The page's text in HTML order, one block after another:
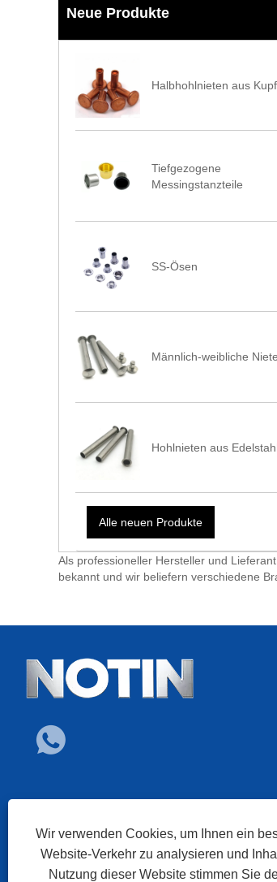
Neue Produkte
Halbhohlnieten aus
Tiefgezogene
Messingstanzteile
SS-Ösen
Männlich-weibliche
Hohlnieten aus
Alle neuen Produkte
Als professioneller Hersteller und
bekannt und wir beliefern verschiedene
Wir verwenden Cookies, um Ihnen ein
Website-Verkehr zu analysieren und
Nutzung dieser Website stimmen Sie